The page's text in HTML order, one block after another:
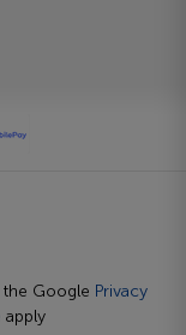
the Google Privacy
apply